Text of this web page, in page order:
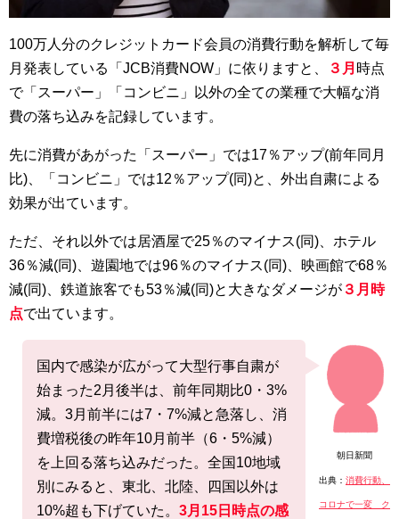
100万人分のクレジットカード会員の消費行動を解析して毎
月発表している「JCB消費NOW」に依りますと、
３月 時点
で「スーパー」「コンビニ」以外の全ての業種で大幅な消
費の落ち込みを記録しています。
先に消費があがった「スーパー」では17％アップ(前年同月
比)、「コンビニ」では12％アップ(同)と、外出自粛による
効果が出ています。
ただ、それ以外では居酒屋で25％のマイナス(同)、ホテル
36％減(同)、遊園地では96％のマイナス(同)、映画館で68％
減(同)、鉄道旅客でも53％減(同)と大きなダメージが ３月時
点で出ています。
朝日新聞
出典： 消費行動、
コロナで一変 ク
国内で感染が広がって大型行事自粛が
始まった2月後半は、前年同期比0・3%
減。3月前半には7・7%減と急落し、消
費増税後の昨年10月前半（6・5%減）
を上回る落ち込みだった。全国10地域
別にみると、東北、北陸、四国以外は
10%超も下げていた。 3月15日時点の感